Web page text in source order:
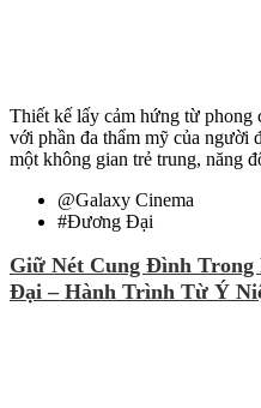
Thiết kế lấy cảm hứng từ phong
với phần đa thẩm mỹ của người
một không gian trẻ trung, năng
@Galaxy Cinema
#Đương Đại
Giữ Nét Cung Đình
Đại – Hành Trình Từ Ý